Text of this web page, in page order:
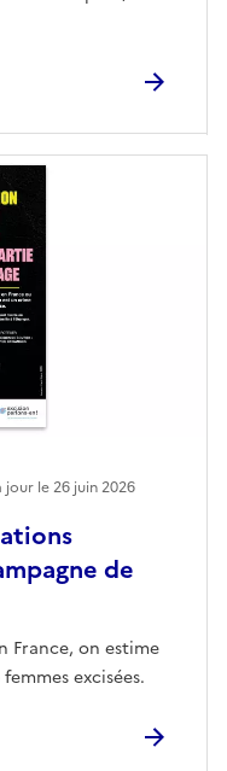
de
France, on estime
excisées.
jour le26 juin 2026